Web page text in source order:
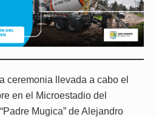
ceremonia llevada a cabo el
en el Microestadio del
Mugica” de Alejandro